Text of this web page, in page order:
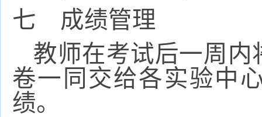
七 成绩管理
教师在考试后一周
卷一同交给各实验中
绩。